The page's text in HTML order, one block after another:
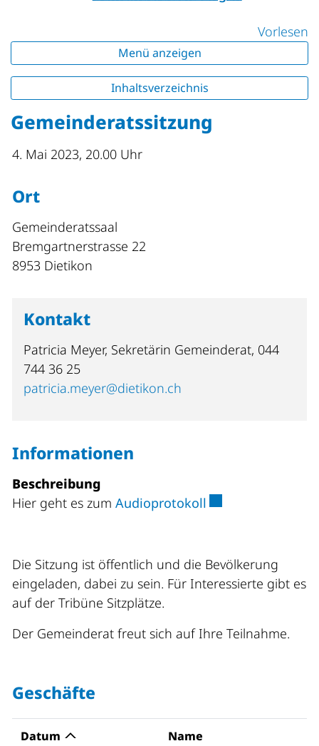
Vorlesen
Menü anzeigen
Inhaltsverzeichnis
Gemeinderatssitzung
4. Mai 2023, 20.00 Uhr
Ort
Gemeinderatssaal
Bremgartnerstrasse 22
8953 Dietikon
Kontakt
Patricia Meyer, Sekretärin Gemeinderat, 044
744 36 25
patricia.meyer@dietikon.ch
Informationen
Beschreibung
Hier geht es zum Audioprotokoll
Die Sitzung ist öffentlich und die Bevölkerung
eingeladen, dabei zu sein. Für Interessierte gibt es
auf der Tribüne Sitzplätze.
Der Gemeinderat freut sich auf Ihre Teilnahme.
Geschäfte
Datum Name